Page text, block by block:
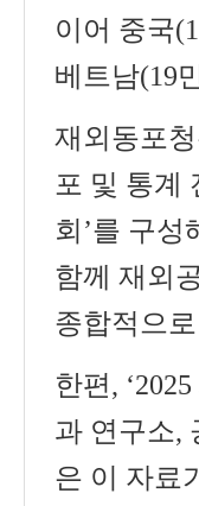
이어 중국
베트남(19
재외동포
포 및 통계
회 ’를 구성
함께 재외
종합적으
한편, ‘2025
과 연구소,
은 이 자료